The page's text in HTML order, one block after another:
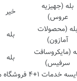
بله (جهیزیه
عروس)
خیر
بله (محصولات
آمازون)
بله
(مایکروسافت
سرفیس)
بله
فروشگاه معرفی شده